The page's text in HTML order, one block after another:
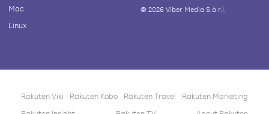
Mac
Linux
© 2026Viber Media S.à r.l.
Rakuten Viki Rakuten Kobo Rakuten Travel
Rakuten Marketing